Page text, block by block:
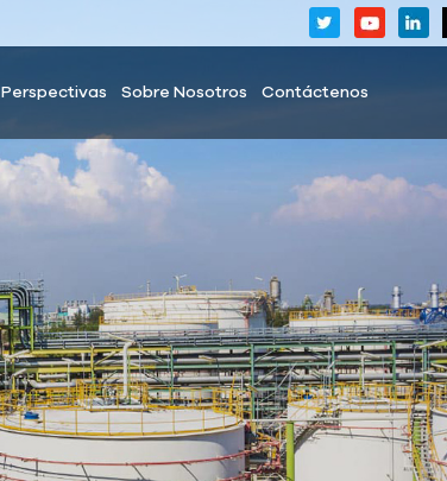
Perspectivas Sobre Nosotros Contáctenos